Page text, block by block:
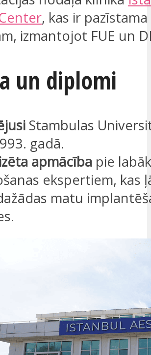
, kas ir
izmantojot FUE un
un diplomi
Stambulas
gadā.
apmācība pie
ekspertiem, kas
matu